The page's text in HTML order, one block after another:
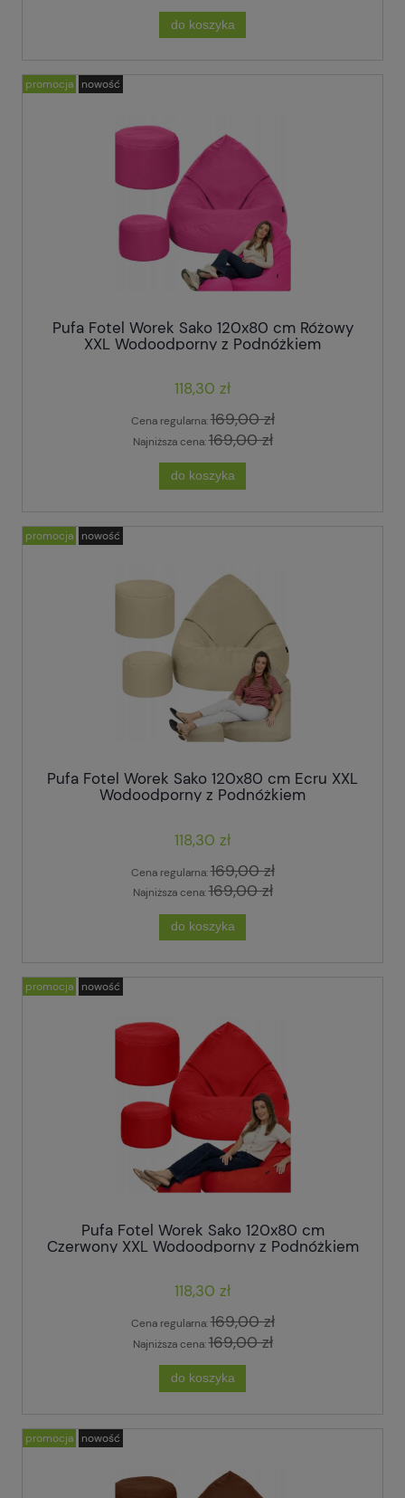
do koszyka
Pufa Fotel Worek Sako 120x80 cm Różowy
XXL Wodoodporny z Podnóżkiem
118,30 zł
Cena regularna:169,00 zł
Najniższa cena:169,00 zł
do koszyka
promocja nowość
Pufa Fotel Worek Sako 120x80 cm Ecru XXL
Wodoodporny z Podnóżkiem
118,30 zł
Cena regularna:169,00 zł
Najniższa cena:169,00 zł
do koszyka
promocja nowość
Pufa Fotel Worek Sako 120x80 cm
Czerwony XXL Wodoodporny z Podnóżkiem
118,30 zł
Cena regularna:169,00 zł
Najniższa cena:169,00 zł
do koszyka
promocja nowość
promocja nowość